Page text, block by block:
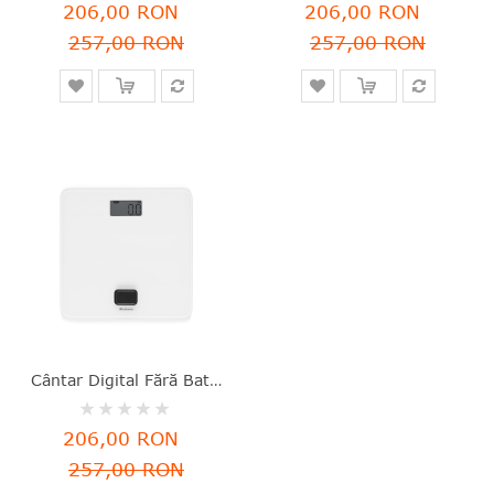
0%
206,00 RON
257,00 RON
0%
206,00 RON
257,00 RON
Cântar Digital Fără Baterii, Sticlă, Alb, 30x30x4.3 Cm, Max. 150 Kg, ReNew, Brabantia - 8710755281365
Rating:
0%
206,00 RON
257,00 RON